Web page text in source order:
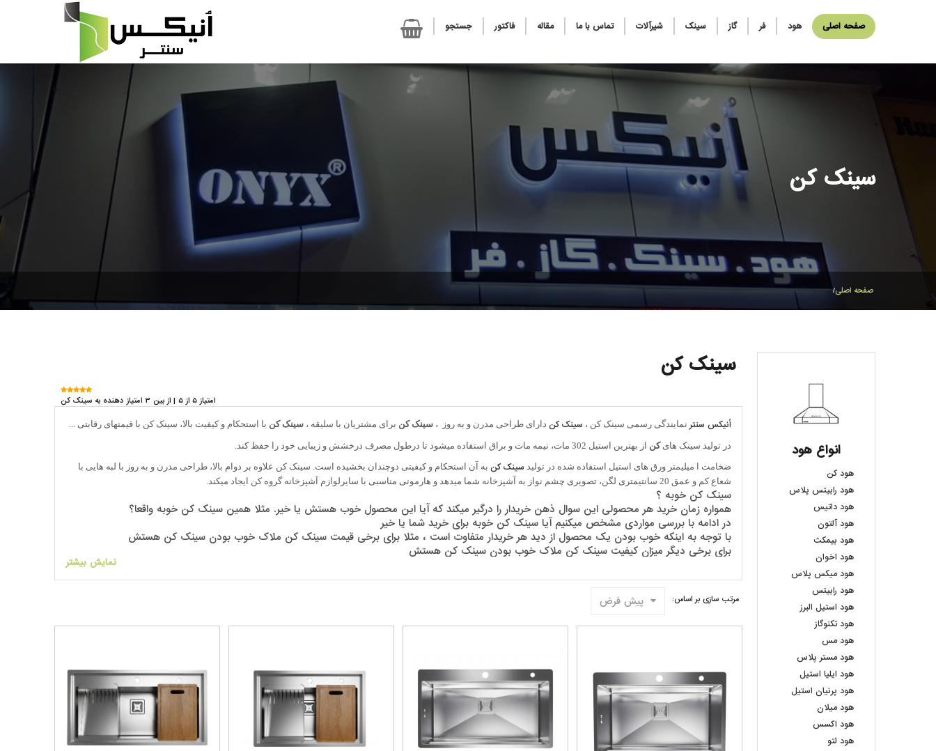
صفحه اصلی هود فر گاز سینک شیرآلات تماس با ما مقاله فاکتور جستجو
سینک کن
صفحه اصلی
سینک کن
امتیاز 5 از 5 | از بین 3 امتیاز دهنده به سینک کن
اُنیکس سنتر نمایندگی رسمی سینک کن ، سینک کن دارای طراحی مدرن و به روز ، سینک کن برای مشتریان با سلیقه ، سینک کن با استحکام و کیفیت بالا، سینک کن با قیمتهای رقابتی ...
در تولید سینک هایکن از بهترین استیل 302 مات، نیمه مات و براق استفاده میشود تا درطول مصرف درخشش و زیبایی خود را حفظ کند.
ضخامت ا میلیمتر ورق های استیل استفاده شده در تولید سینک کن به آن استحکام و کیفیتی دوچندان بخشیده است. سینک کن علاوه بر دوام بالا، طراحی مدرن و به روز با لبه هایی با
شعاع کم و عمق 20 سانتیمتری لگن، تصویری چشم نواز به آشپزخانه شما میدهد و هارمونی مناسبی با سایرلوازم آشپزخانه گروه کن ایجاد میکند.
سینک کن خوبه ؟
همواره زمان خرید هر محصولی این سوال ذهن خریدار را درگیر میکند که آیا این محصول خوب هستش یا خیر. مثلا همین سینک کن خوبه واقعا؟
در ادامه با بررسی مواردی مشخص میکنیم آیا سینک کن خوبه برای خرید شما یا خیر
با توجه به اینکه خوب بودن یک محصول از دید هر خریدار متفاوت است ، مثلا برای برخی قیمت سینک کن ملاک خوب بودن سینک کن هستش
برای برخی دیگر میزان کیفیت سینک کن ملاک خوب بودن سینک کن هستش
باید بر اساس نیاز و هدفی که خریدار دارد به ایشان گفته شود این محصول خوب هستش یا خیر
کارشناسان فروشگاه انیکس سنتر همواره آماده راهنمایی شما هستند که بتوانید بهترین خرید را داشته باشید
برای اطمینان از این که سینک کن خوبه حتما با ما در تماس باشید
نمایش بیشتر
مرتب سازی بر اساس: پیش فرض
انواع هود
هود کن
هود رابیتس پلاس
هود داتیس
هود آلتون
هود بیمکث
هود اخوان
هود میکس پلاس
هود رابیتس
هود استیل البرز
هود تکنوگاز
هود مس
هود مستر پلاس
هود ایلیا استیل
هود پرنیان استیل
هود میلان
هود اکسس
هود لتو